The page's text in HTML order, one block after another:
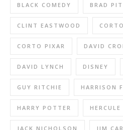
BLACK COMEDY BRAD
CLINT EASTWOOD
CORTO PIXAR DAVID
DAVID LYNCH DISNEY
GUY RITCHIE HARRISON
HARRY POTTER
JACK NICHOLSON JIM